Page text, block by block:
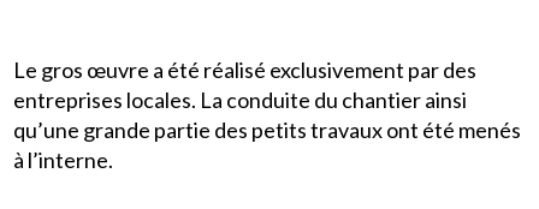
Le gros œuvre a été réalisé exclusivement par des
entreprises locales. La conduite du chantier ainsi
qu’une grande partie des petits travaux ont été menés
à l’interne.